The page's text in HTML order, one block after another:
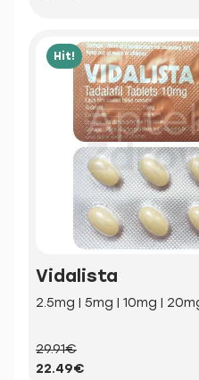
Hit!
Vidalista
2.5mg | 5mg | 10mg |
29.91€
22.49€